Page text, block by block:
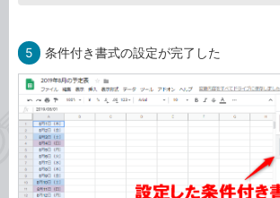
5 条件付き書式の設定が完了した